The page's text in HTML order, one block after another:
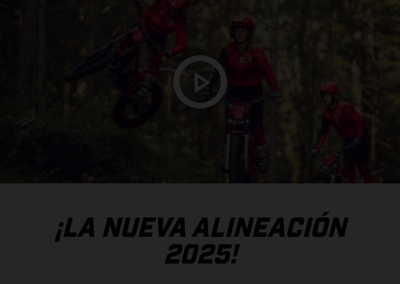
¡LA NUEVA ALINEACIÓN
2025!